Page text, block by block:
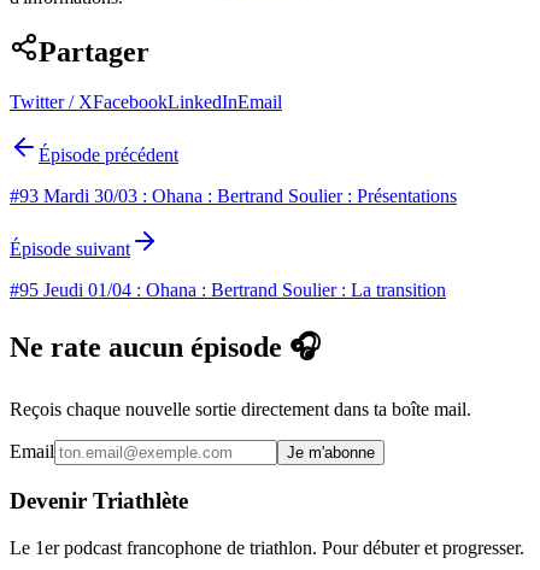
Partager
Twitter / XFacebookLinkedInEmail
Épisode précédent
#93 Mardi 30/03 : Ohana : Bertrand Soulier : Présentations
Épisode suivant
#95 Jeudi 01/04 : Ohana : Bertrand Soulier : La transition
Ne rate aucun épisode 🎧
Reçois chaque nouvelle sortie directement dans ta boîte mail.
Email Je m'abonne
Devenir Triathlète
Le 1er podcast francophone de triathlon. Pour débuter et progresser.